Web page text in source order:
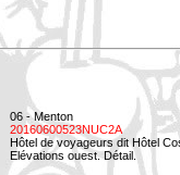
06 - Menton
20160600523NUC2A
Hôtel de voyageurs dit Hôtel
Elévations ouest. Détail.